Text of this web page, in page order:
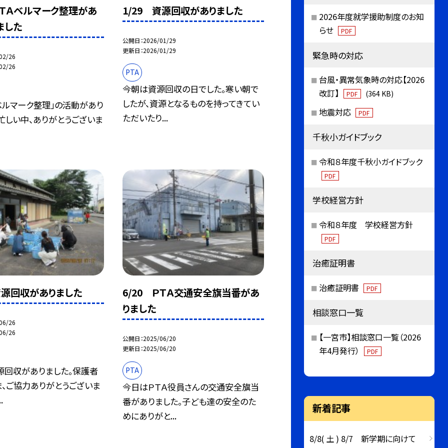
ベルマーク整理があ
した
26
26
ルマーク整理」の活動があり
しい中、ありがとうございま
1/29 資源回収がありました
公開日 2026/01/29
更新日 2026/01/29
PTA
今朝は資源回収の日でした。寒い朝で
したが、資源となるものを持ってきてい
ただいたり...
回収がありました
26
26
収がありました。保護者
ご協力ありがとうございま
6/20 ＰＴＡ交通安全旗当番があ
りました
公開日 2025/06/20
更新日 2025/06/20
PTA
今日はＰＴＡ役員さんの交通安全旗当
番がありました。子ども達の安全のた
めにありがと...
2026年度就学援助制度のお知
らせ
PDF
緊急時の対応
台風・異常気象時の対応【2026
改訂】
PDF (364 KB)
地震対応 PDF
千秋小ガイドブック
令和８年度千秋小ガイドブック
PDF
学校経営方針
令和８年度 学校経営方針
PDF
治癒証明書
治癒証明書 PDF
相談窓口一覧
【一宮市】相談窓口一覧（2026
年4月発行）
PDF
新着記事
8/8( 土 ) 8/7 新学期に向けて